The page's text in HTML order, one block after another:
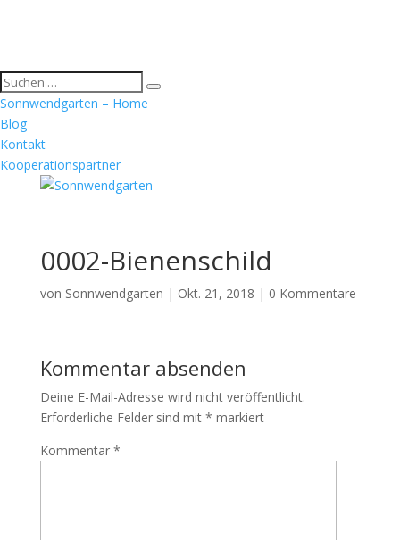
Sonnwendgarten – Home
Blog
Kontakt
Kooperationspartner
0002-Bienenschild
von Sonnwendgarten | Okt. 21, 2018 | 0 Kommentare
Kommentar absenden
Deine E-Mail-Adresse wird nicht veröffentlicht.
Erforderliche Felder sind mit * markiert
Kommentar *